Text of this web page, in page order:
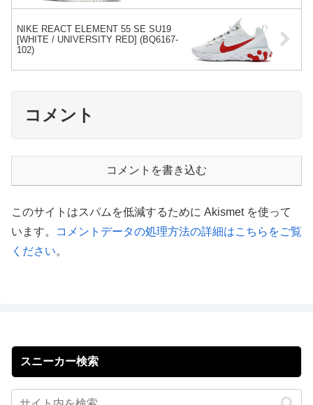
NIKE REACT ELEMENT 55 SE SU19
[WHITE / UNIVERSITY RED] (BQ6167-
102)
コメント
コメントを書き込む
このサイトはスパムを低減するために Akismet を使って
います。
コメントデータの処理方法の詳細はこちらをご覧
ください。
スニーカー検索